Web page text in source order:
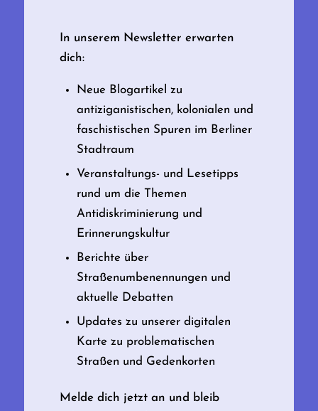
In unserem Newsletter erwarten
dich:
Neue Blogartikel zu
antiziganistischen, kolonialen und
faschistischen Spuren im Berliner
Stadtraum
Veranstaltungs- und Lesetipps
rund um die Themen
Antidiskriminierung und
Erinnerungskultur
Berichte über
Straßenumbenennungen und
aktuelle Debatten
Updates zu unserer digitalen
Karte zu problematischen
Straßen und Gedenkorten
Melde dich jetzt an und bleib